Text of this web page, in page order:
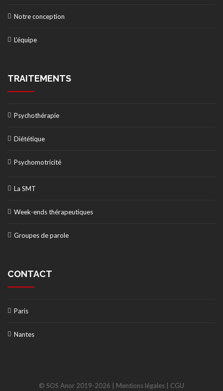
Notre conception
L’équipe
TRAITEMENTS
Psychothérapie
Diététique
Psychomotricité
La SMT
Week-ends thérapeutiques
Groupes de parole
CONTACT
Paris
Nantes